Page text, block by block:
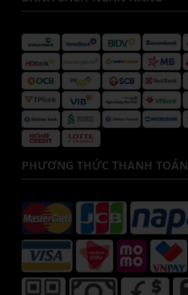
PHƯƠNG THỨC THANH TOÁN